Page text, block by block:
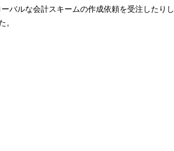
バルな会計スキームの作成依頼を受注したりし
。